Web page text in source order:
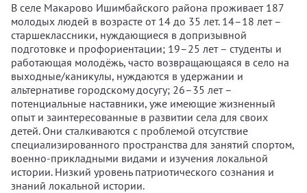
В селе Макарово Ишимбайского района проживает 187
молодых людей в возрасте от 14 до 35 лет. 14–18 лет –
старшеклассники, нуждающиеся в допризывной
подготовке и профориентации; 19–25 лет – студенты и
работающая молодёжь, часто возвращающаяся в село на
выходные/каникулы, нуждаются в удержании и
альтернативе городскому досугу; 26–35 лет –
потенциальные наставники, уже имеющие жизненный
опыт и заинтересованные в развитии села для своих
детей. Они сталкиваются с проблемой отсутствие
специализированного пространства для занятий спортом,
военно-прикладными видами и изучения локальной
истории. Низкий уровень патриотического сознания и
знаний локальной истории.